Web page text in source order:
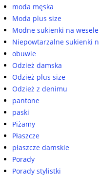
moda męska
Moda plus size
Modne sukienki na wesele
Niepowtarzalne sukienki
obuwie
Odzież damska
Odzież plus size
Odzież z denimu
pantone
paski
Piżamy
Płaszcze
płaszcze damskie
Porady
Porady stylistki